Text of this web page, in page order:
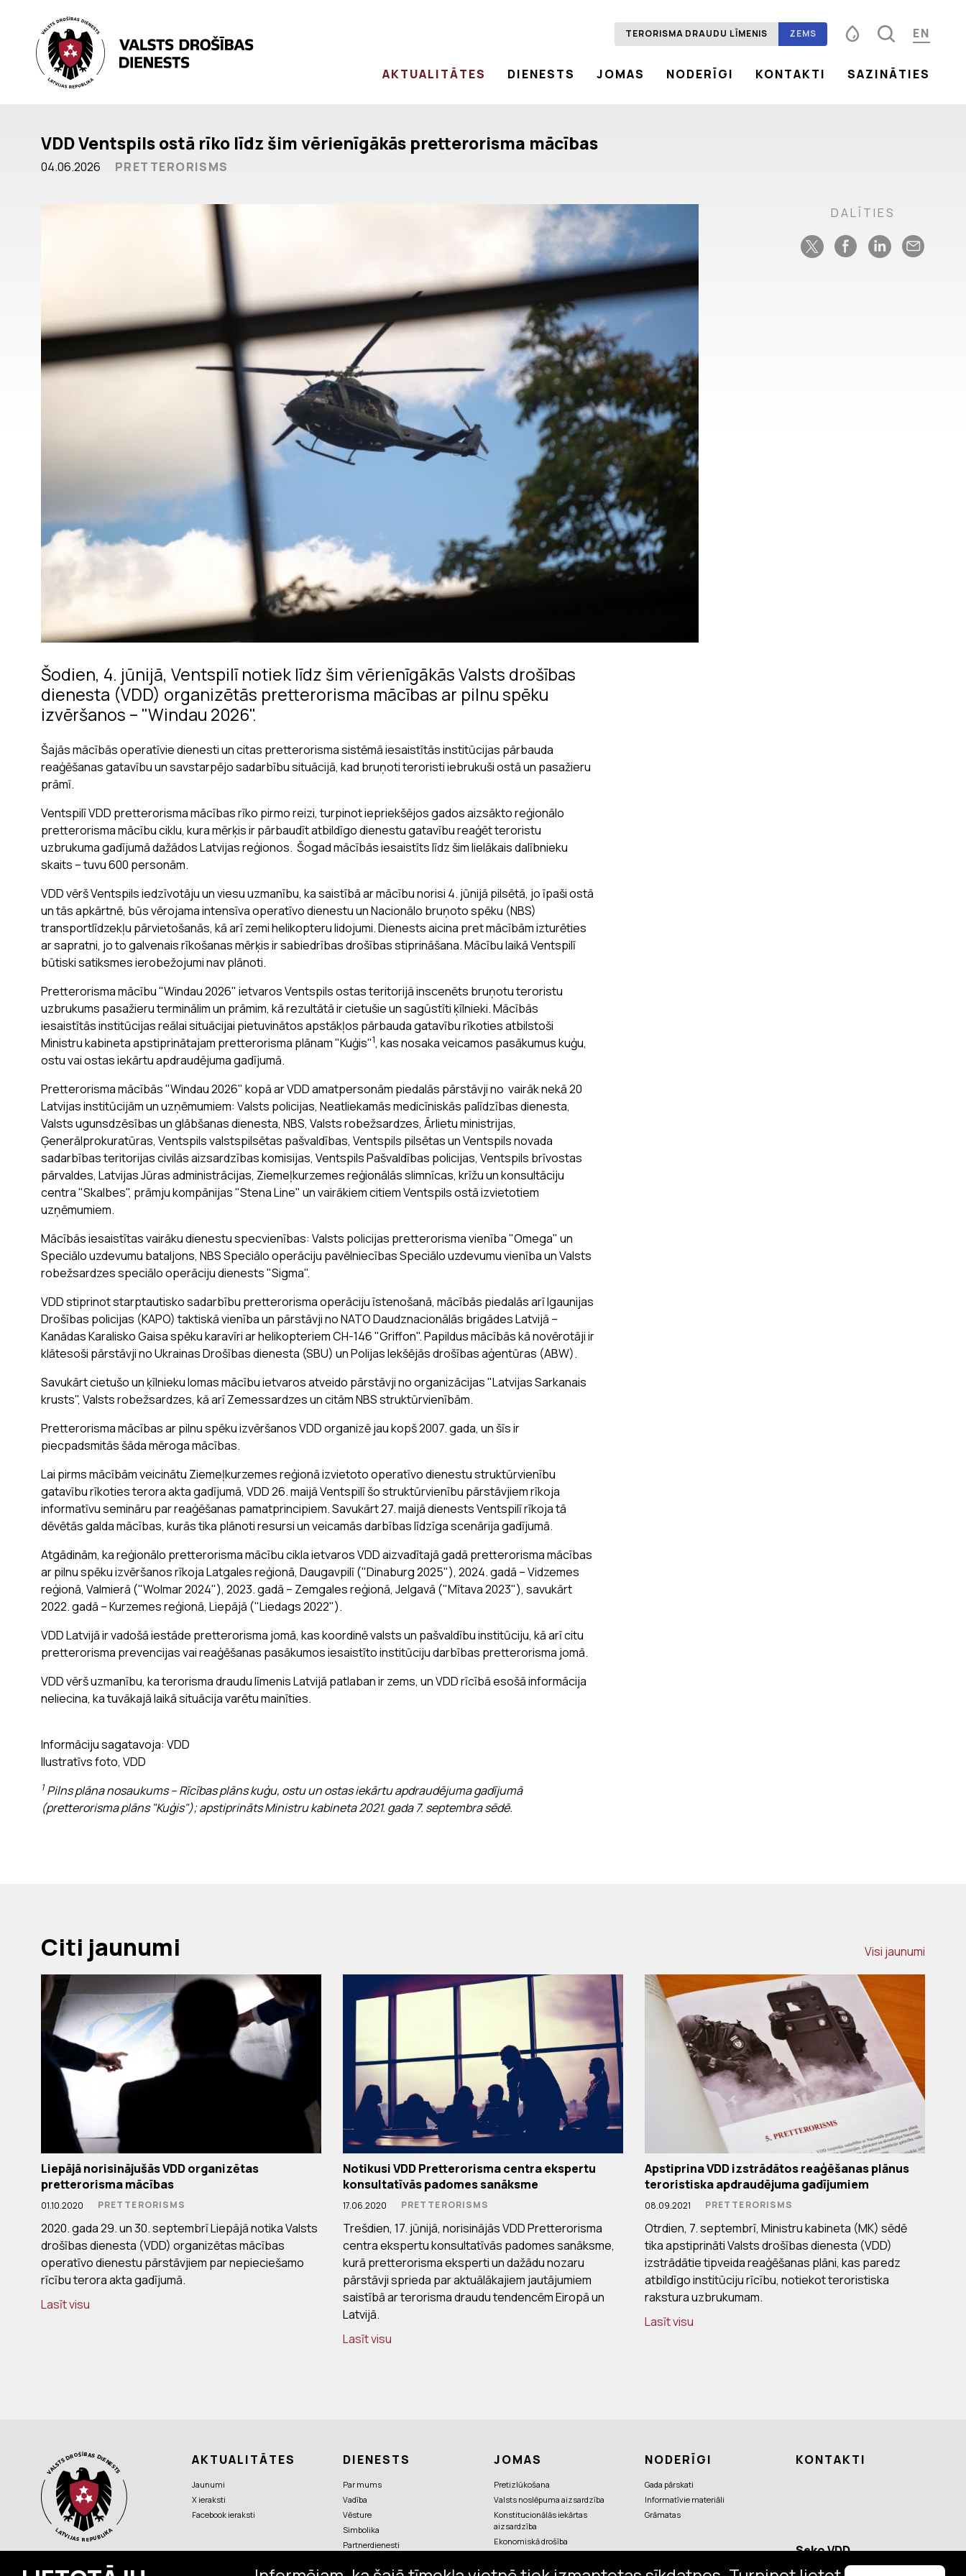
TERORISMA DRAUDU LĪMENIS ZEMS
Fonta izmērs
EN
AKTUALITĀTES DIENESTS JOMAS NODERĪGI KONTAKTI SAZINĀTIES
VDD Ventspils ostā rīko līdz šim vērienīgākās pretterorisma mācības
04.06.2026 PRETTERORISMS
Šodien, 4. jūnijā, Ventspilī notiek līdz šim vērienīgākās Valsts drošības
dienesta (VDD) organizētās pretterorisma mācības ar pilnu spēku
izvēršanos – "Windau 2026".
Šajās mācībās operatīvie dienesti un citas pretterorisma sistēmā iesaistītās institūcijas pārbauda
reaģēšanas gatavību un savstarpējo sadarbību situācijā, kad bruņoti teroristi iebrukuši ostā un pasažieru
prāmī.
Ventspilī VDD pretterorisma mācības rīko pirmo reizi, turpinot iepriekšējos gados aizsākto reģionālo
pretterorisma mācību ciklu, kura mērķis ir pārbaudīt atbildīgo dienestu gatavību reaģēt teroristu
uzbrukuma gadījumā dažādos Latvijas reģionos. Šogad mācībās iesaistīts līdz šim lielākais dalībnieku
skaits – tuvu 600 personām.
VDD vērš Ventspils iedzīvotāju un viesu uzmanību, ka saistībā ar mācību norisi 4. jūnijā pilsētā, jo īpaši ostā
un tās apkārtnē, būs vērojama intensīva operatīvo dienestu un Nacionālo bruņoto spēku (NBS)
transportlīdzekļu pārvietošanās, kā arī zemi helikopteru lidojumi. Dienests aicina pret mācībām izturēties
ar sapratni, jo to galvenais rīkošanas mērķis ir sabiedrības drošības stiprināšana. Mācību laikā Ventspilī
būtiski satiksmes ierobežojumi nav plānoti.
Pretterorisma mācību "Windau 2026" ietvaros Ventspils ostas teritorijā inscenēts bruņotu teroristu
uzbrukums pasažieru terminālim un prāmim, kā rezultātā ir cietušie un sagūstīti ķīlnieki. Mācībās
iesaistītās institūcijas reālai situācijai pietuvinātos apstākļos pārbauda gatavību rīkoties atbilstoši
Ministru kabineta apstiprinātajam pretterorisma plānam "Kuģis"1, kas nosaka veicamos pasākumus kuģu,
ostu vai ostas iekārtu apdraudējuma gadījumā.
Pretterorisma mācībās "Windau 2026" kopā ar VDD amatpersonām piedalās pārstāvji no vairāk nekā 20
Latvijas institūcijām un uzņēmumiem: Valsts policijas, Neatliekamās medicīniskās palīdzības dienesta,
Valsts ugunsdzēsības un glābšanas dienesta, NBS, Valsts robežsardzes, Ārlietu ministrijas,
Ģenerālprokuratūras, Ventspils valstspilsētas pašvaldības, Ventspils pilsētas un Ventspils novada
sadarbības teritorijas civilās aizsardzības komisijas, Ventspils Pašvaldības policijas, Ventspils brīvostas
pārvaldes, Latvijas Jūras administrācijas, Ziemeļkurzemes reģionālās slimnīcas, krīžu un konsultāciju
centra "Skalbes", prāmju kompānijas "Stena Line" un vairākiem citiem Ventspils ostā izvietotiem
uzņēmumiem.
Mācībās iesaistītas vairāku dienestu specvienības: Valsts policijas pretterorisma vienība "Omega" un
Speciālo uzdevumu bataljons, NBS Speciālo operāciju pavēlniecības Speciālo uzdevumu vienība un Valsts
robežsardzes speciālo operāciju dienests "Sigma".
VDD stiprinot starptautisko sadarbību pretterorisma operāciju īstenošanā, mācībās piedalās arī Igaunijas
Drošības policijas (KAPO) taktiskā vienība un pārstāvji no NATO Daudznacionālās brigādes Latvijā –
Kanādas Karalisko Gaisa spēku karavīri ar helikopteriem CH-146 "Griffon". Papildus mācībās kā novērotāji ir
klātesoši pārstāvji no Ukrainas Drošības dienesta (SBU) un Polijas Iekšējās drošības aģentūras (ABW).
Savukārt cietušo un ķīlnieku lomas mācību ietvaros atveido pārstāvji no organizācijas "Latvijas Sarkanais
krusts", Valsts robežsardzes, kā arī Zemessardzes un citām NBS struktūrvienībām.
Pretterorisma mācības ar pilnu spēku izvēršanos VDD organizē jau kopš 2007. gada, un šīs ir
piecpadsmitās šāda mēroga mācības.
Lai pirms mācībām veicinātu Ziemeļkurzemes reģionā izvietoto operatīvo dienestu struktūrvienību
gatavību rīkoties terora akta gadījumā, VDD 26. maijā Ventspilī šo struktūrvienību pārstāvjiem rīkoja
informatīvu semināru par reaģēšanas pamatprincipiem. Savukārt 27. maijā dienests Ventspilī rīkoja tā
dēvētās galda mācības, kurās tika plānoti resursi un veicamās darbības līdzīga scenārija gadījumā.
Atgādinām, ka reģionālo pretterorisma mācību cikla ietvaros VDD aizvadītajā gadā pretterorisma mācības
ar pilnu spēku izvēršanos rīkoja Latgales reģionā, Daugavpilī ("Dinaburg 2025"), 2024. gadā – Vidzemes
reģionā, Valmierā ("Wolmar 2024"), 2023. gadā – Zemgales reģionā, Jelgavā ("Mītava 2023"), savukārt
2022. gadā – Kurzemes reģionā, Liepājā ("Liedags 2022").
VDD Latvijā ir vadošā iestāde pretterorisma jomā, kas koordinē valsts un pašvaldību institūciju, kā arī citu
pretterorisma prevencijas vai reaģēšanas pasākumos iesaistīto institūciju darbības pretterorisma jomā.
VDD vērš uzmanību, ka terorisma draudu līmenis Latvijā patlaban ir zems, un VDD rīcībā esošā informācija
neliecina, ka tuvākajā laikā situācija varētu mainīties.
Informāciju sagatavoja: VDD
Ilustratīvs foto, VDD
1Pilns plāna nosaukums – Rīcības plāns kuģu, ostu un ostas iekārtu apdraudējuma gadījumā
(pretterorisma plāns "Kuģis"); apstiprināts Ministru kabineta 2021. gada 7. septembra sēdē.
DALĪTIES
Citi jaunumi Visi jaunumi
Liepājā norisinājušās VDD organizētas
pretterorisma mācības
01.10.2020 PRETTERORISMS
2020. gada 29. un 30. septembrī Liepājā notika Valsts
drošības dienesta (VDD) organizētas mācības
operatīvo dienestu pārstāvjiem par nepieciešamo
rīcību terora akta gadījumā.
Lasīt visu
Notikusi VDD Pretterorisma centra ekspertu
konsultatīvās padomes sanāksme
17.06.2020 PRETTERORISMS
Trešdien, 17. jūnijā, norisinājās VDD Pretterorisma
centra ekspertu konsultatīvās padomes sanāksme,
kurā pretterorisma eksperti un dažādu nozaru
pārstāvji sprieda par aktuālākajiem jautājumiem
saistībā ar terorisma draudu tendencēm Eiropā un
Latvijā.
Lasīt visu
Apstiprina VDD izstrādātos reaģēšanas plānus
teroristiska apdraudējuma gadījumiem
08.09.2021 PRETTERORISMS
Otrdien, 7. septembrī, Ministru kabineta (MK) sēdē
tika apstiprināti Valsts drošības dienesta (VDD)
izstrādātie tipveida reaģēšanas plāni, kas paredz
atbildīgo institūciju rīcību, notiekot teroristiska
rakstura uzbrukumam.
Lasīt visu
AKTUALITĀTES
Jaunumi
X ieraksti
Facebook ieraksti
DIENESTS
Par mums
Vadība
Vēsture
Simbolika
Partnerdienesti
JOMAS
Pretizlūkošana
Valsts noslēpuma aizsardzība
Konstitucionālās iekārtas
aizsardzība
Ekonomiskā drošība
Valsts augstāko amatpersonu
NODERĪGI
Gada pārskati
Informatīvie materiāli
Grāmatas
KONTAKTI
Seko VDD
aktualitātēm